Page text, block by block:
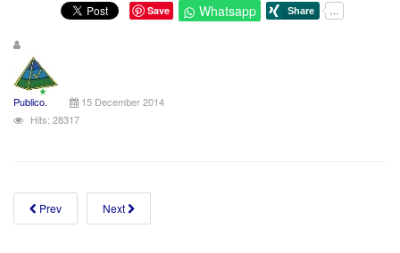
Save Whatsapp
Publico.
15 December 2014
Hits: 28317
Prev Next